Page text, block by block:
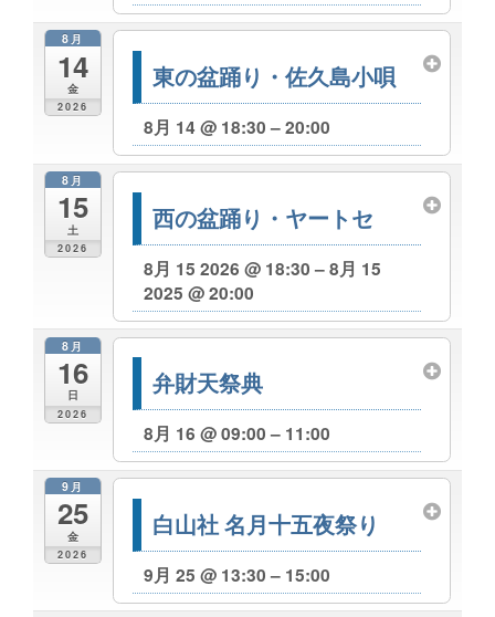
8月
14
金
2026
東の盆踊り・佐久島小唄
8月 14 @ 18:30 – 20:00
8月
15
土
2026
西の盆踊り・ヤートセ
8月 15 2026 @ 18:30 – 8月 15
2025 @ 20:00
8月
16
日
2026
弁財天祭典
8月 16 @ 09:00 – 11:00
9月
25
金
2026
白山社 名月十五夜祭り
9月 25 @ 13:30 – 15:00